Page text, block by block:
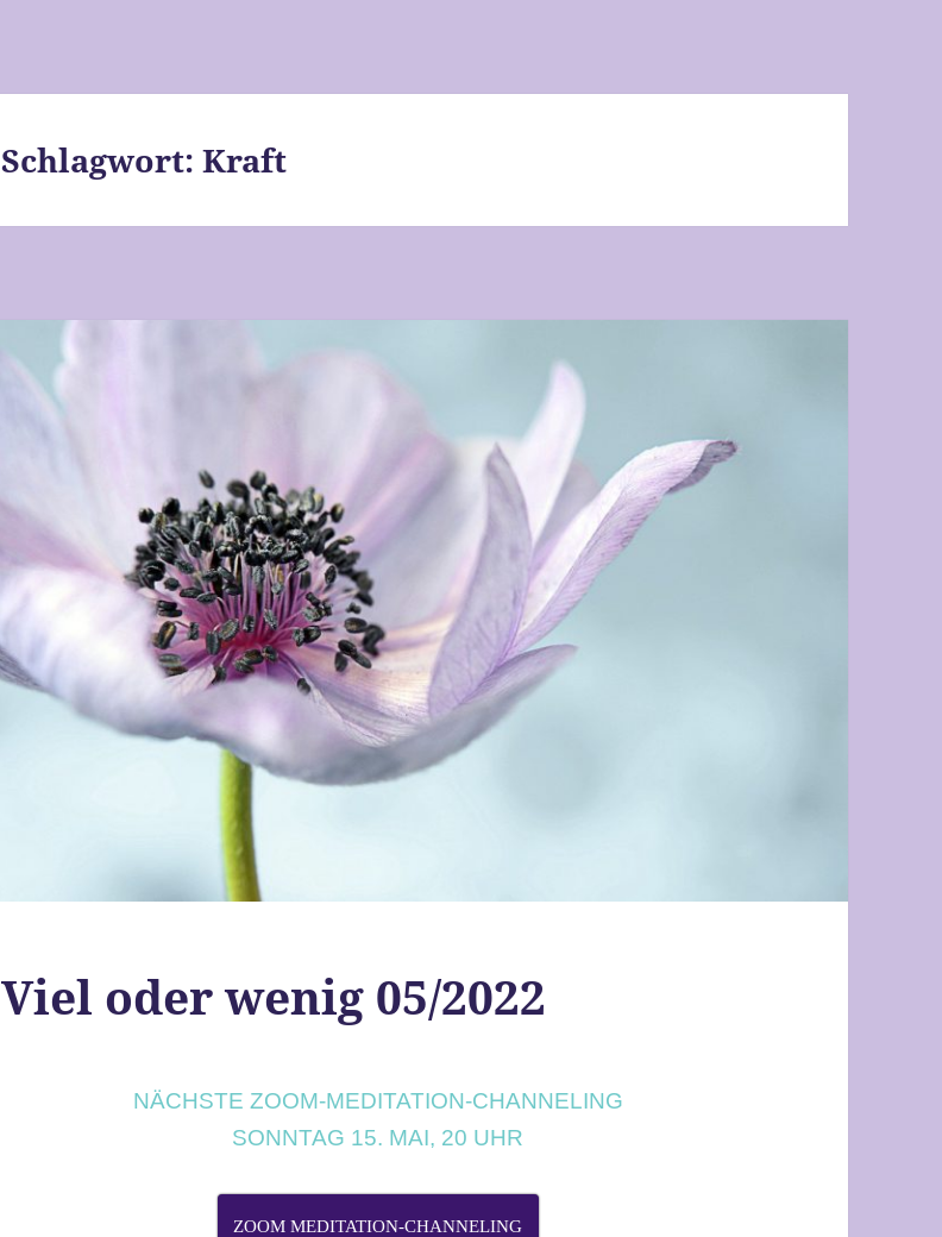
Schlagwort:Kraft
Viel oder wenig 05/2022
NÄCHSTE ZOOM-MEDITATION-CHANNELING
SONNTAG 15. MAI, 20 UHR
ZOOM MEDITATION-CHANNELING